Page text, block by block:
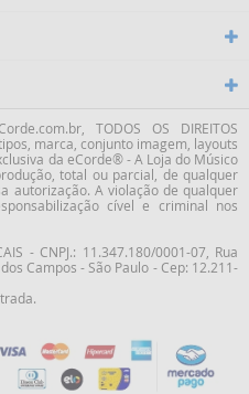
TODOS OS DIREITOS
marca, conjunto imagem, layouts
da eCorde® - A Loja do Músico
total ou parcial, de qualquer
autorização. A violação de qualquer
cível e criminal nos
- CNPJ.: 11.347.180/0001-07, Rua
Campos - São Paulo - Cep: 12.211-